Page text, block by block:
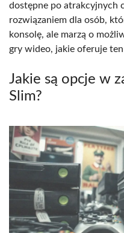
dostępne po atrakcyjnych
rozwiązaniem dla osób,
konsolę, ale marzą o
gry wideo, jakie oferuje
Jakie są opcje w
Slim?